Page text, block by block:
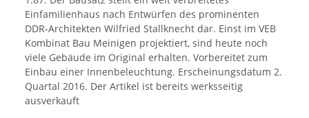
Einfamilienhaus nach Entwürfen des prominenten
DDR-Architekten Wilfried Stallknecht dar. Einst im VEB
Kombinat Bau Meinigen projektiert, sind heute noch
viele Gebäude im Original erhalten. Vorbereitet zum
Einbau einer Innenbeleuchtung. Erscheinungsdatum 2.
Quartal 2016. Der Artikel ist bereits werksseitig
ausverkauft